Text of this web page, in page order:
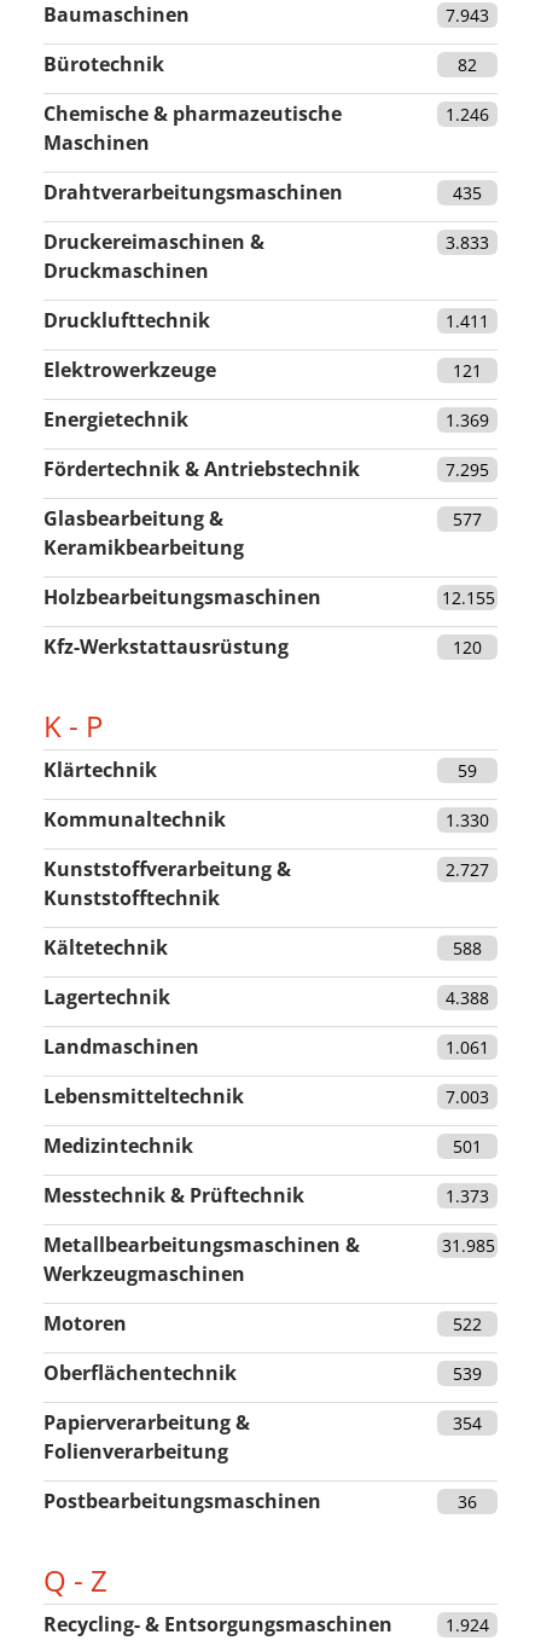
Baumaschinen 7.943
Bürotechnik 82
Chemische & pharmazeutische
Maschinen
1.246
Drahtverarbeitungsmaschinen 435
Druckereimaschinen &
Druckmaschinen
3.833
Drucklufttechnik 1.411
Elektrowerkzeuge 121
Energietechnik 1.369
Fördertechnik & Antriebstechnik 7.295
Glasbearbeitung &
Keramikbearbeitung
577
Holzbearbeitungsmaschinen 12.155
Kfz-Werkstattausrüstung 120
K - P
Klärtechnik 59
Kommunaltechnik 1.330
Kunststoffverarbeitung &
Kunststofftechnik
2.727
Kältetechnik 588
Lagertechnik 4.388
Landmaschinen 1.061
Lebensmitteltechnik 7.003
Medizintechnik 501
Messtechnik & Prüftechnik 1.373
Metallbearbeitungsmaschinen &
Werkzeugmaschinen
31.985
Motoren 522
Oberflächentechnik 539
Papierverarbeitung &
Folienverarbeitung
354
Postbearbeitungsmaschinen 36
Q - Z
Recycling- & Entsorgungsmaschinen 1.924